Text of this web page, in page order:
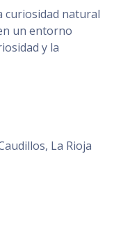
curiosidad natural
un entorno
y la
La Rioja